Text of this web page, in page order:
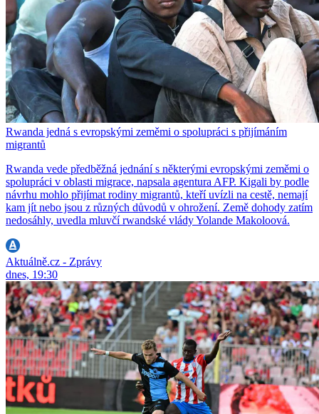
Rwanda jedná s evropskými zeměmi o spolupráci s přijímáním
migrantů
Rwanda vede předběžná jednání s některými evropskými zeměmi o
spolupráci v oblasti migrace, napsala agentura AFP. Kigali by podle
návrhu mohlo přijímat rodiny migrantů, kteří uvízli na cestě, nemají
kam jít nebo jsou z různých důvodů v ohrožení. Země dohody zatím
nedosáhly, uvedla mluvčí rwandské vlády Yolande Makoloová.
Aktuálně.cz - Zprávy
dnes, 19:30